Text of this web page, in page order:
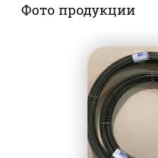
Фото продукции